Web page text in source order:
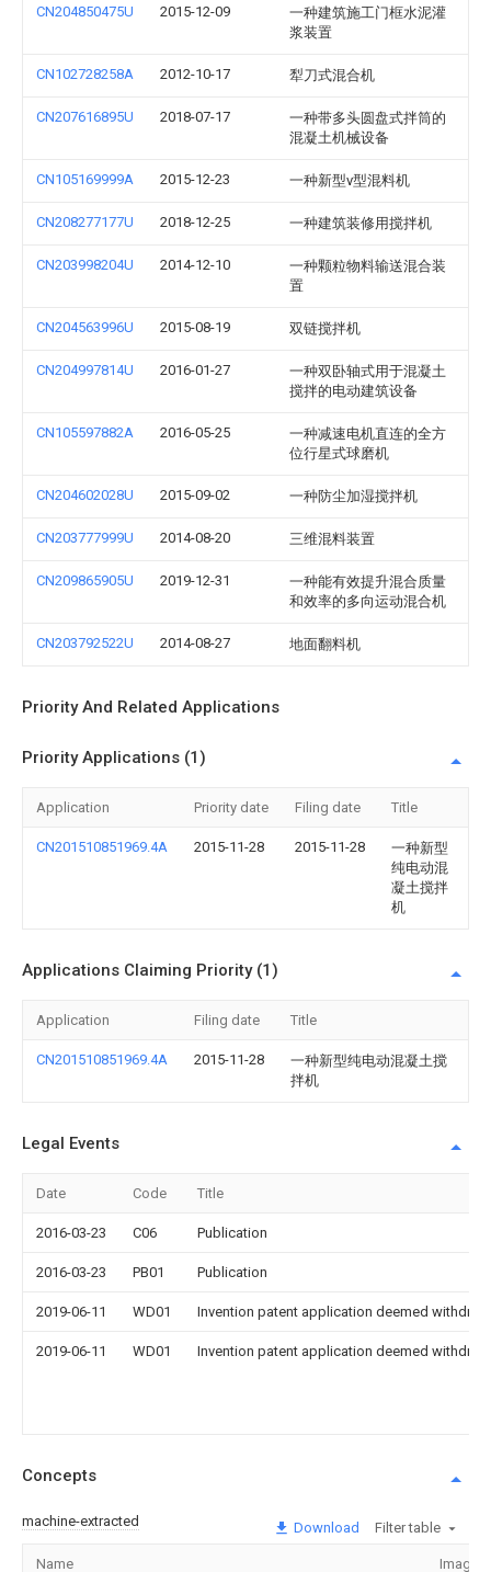
CN204850475U 2015-12-09
一种建筑施工门框水泥灌
浆装置
CN102728258A 2012-10-17 犁刀式混合机
CN207616895U 2018-07-17
一种带多头圆盘式拌筒的
混凝土机械设备
CN105169999A 2015-12-23 一种新型v型混料机
CN208277177U 2018-12-25 一种建筑装修用搅拌机
CN203998204U 2014-12-10
一种颗粒物料输送混合装
置
CN204563996U 2015-08-19 双链搅拌机
CN204997814U 2016-01-27
一种双卧轴式用于混凝土
搅拌的电动建筑设备
CN105597882A 2016-05-25
一种减速电机直连的全方
位行星式球磨机
CN204602028U 2015-09-02 一种防尘加湿搅拌机
CN203777999U 2014-08-20 三维混料装置
CN209865905U 2019-12-31
一种能有效提升混合质量
和效率的多向运动混合机
CN203792522U 2014-08-27 地面翻料机
Priority And Related Applications
Priority Applications (1)
Application Priority date Filing date Title
CN201510851969.4A 2015-11-28 2015-11-28
一种新型
纯电动混
凝土搅拌
机
Applications Claiming Priority (1)
Application Filing date Title
CN201510851969.4A 2015-11-28
一种新型纯电动混凝土搅
拌机
Legal Events
Date Code Title
2016-03-23 C06 Publication
2016-03-23 PB01 Publication
2019-06-11 WD01 Invention patent application deemed
2019-06-11 WD01 Invention patent application deemed
Concepts
machine-extracted Download Filter table
Name Image